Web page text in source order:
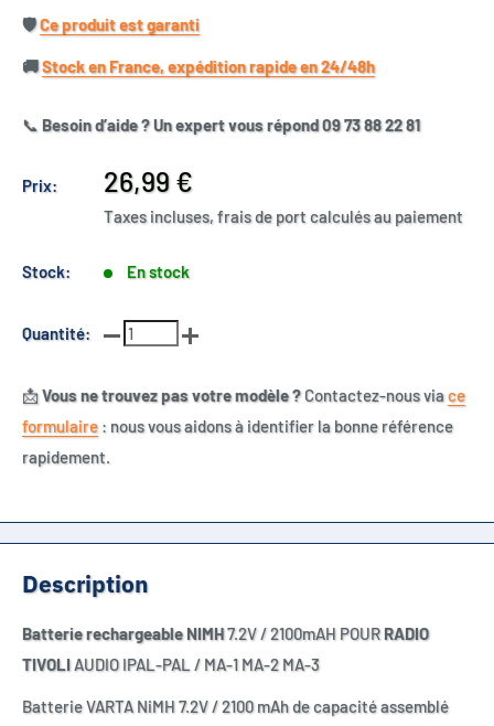
🛡️​Ce produit est garanti
🚚​Stock en France, expédition rapide en 24/48h
📞 Besoin d’aide ? Un expert vous répond 09 73 88 22 81
Prix:
Prix
réduit
26,99 €
Taxes incluses, frais de port calculés au paiement
Stock: En stock
Quantité:
📩Vous ne trouvez pas votre modèle ?Contactez-nous viace
formulaire : nous vous aidons à identifier la bonne référence
rapidement.
Description
Batterie rechargeableNIMH7.2V / 2100mAH POURRADIO
TIVOLI AUDIO IPAL-PAL / MA-1 MA-2 MA-3
Batterie VARTA NiMH 7.2V / 2100 mAh de capacité assemblé